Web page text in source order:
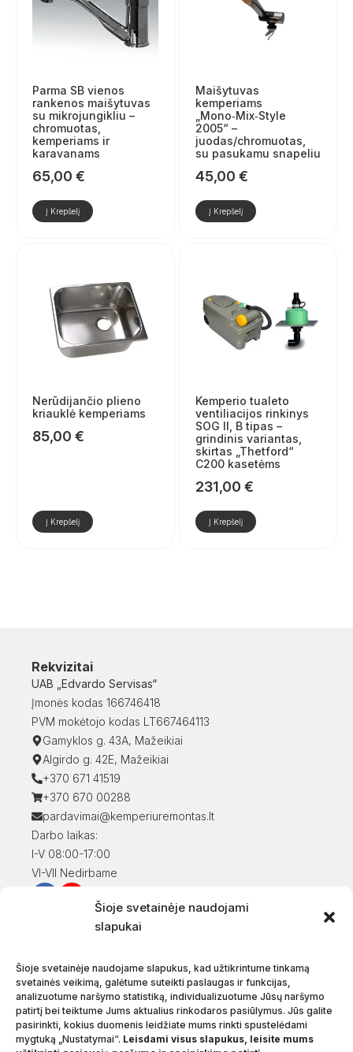
Šioje svetainėje naudojami
slapukai
Šioje svetainėje naudojame slapukus, kad užtikrintume tinkamą
svetainės veikimą, galėtume suteikti paslaugas ir funkcijas,
analizuotume naršymo statistiką, individualizuotume Jūsų naršymo
patirtį bei teiktume Jums aktualius rinkodaros pasiūlymus. Jūs galite
pasirinkti, kokius duomenis leidžiate mums rinkti spustelėdami
mygtuką „Nustatymai“. Leisdami visus slapukus, leisite mums
Parma SB vienos
rankenos maišytuvas
su mikrojungikliu –
chromuotas,
kemperiams ir
karavanams
65,00 €
Į Krepšelį
Maišytuvas
kemperiams
„Mono‑Mix‑Style
2005“ –
juodas/chromuotas,
su pasukamu snapeliu
45,00 €
Į Krepšelį
Nerūdijančio plieno
kriauklė kemperiams
85,00 €
Į Krepšelį
Kemperio tualeto
ventiliacijos rinkinys
SOG II, B tipas –
grindinis variantas,
skirtas „Thetford“
C200 kasetėms
231,00 €
Į Krepšelį
Rekvizitai
UAB „Edvardo Servisas“
Įmonės kodas 166746418
PVM mokėtojo kodas LT667464113
Gamyklos g. 43A, Mažeikiai
Algirdo g. 42E, Mažeikiai
+370 671 41519
+370 670 00288
pardavimai@kemperiuremontas.lt
Darbo laikas:
I-V 08:00-17:00
VI-VII Nedirbame
Informacija klientams
Prekių pristatymas
Prekių grąžinimas
Sąlygos ir taisyklės
Privatumo politika